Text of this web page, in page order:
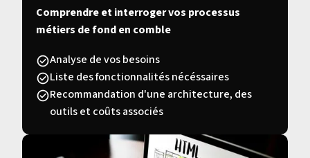
Comprendre et interroger vos processus
métiers de fond en comble
Analyse de vos besoins
Liste des fonctionnalités nécéssaires
Recommandation d'une architecture, des
outils et coûts associés